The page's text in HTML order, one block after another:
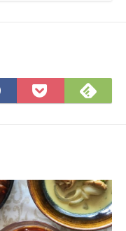
Facebook
で
Pocket
に
で